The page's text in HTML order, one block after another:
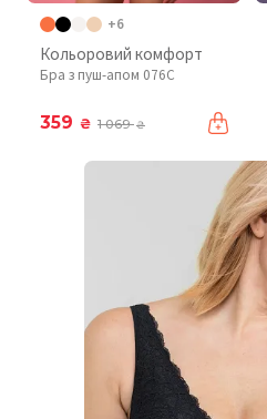
+6
Кольоровий комфорт
Бра з пуш-апом 076C
359 ₴ 1 069₴